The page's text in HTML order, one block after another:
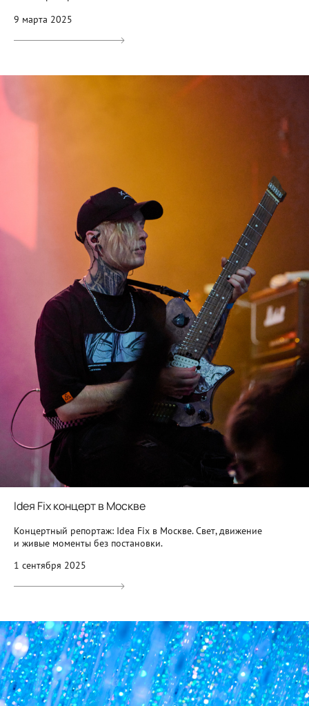
9 марта 2025
Idея Fix концерт в Москве
Концертный репортаж: Idea Fix в Москве. Свет, движение
и живые моменты без постановки.
1 сентября 2025